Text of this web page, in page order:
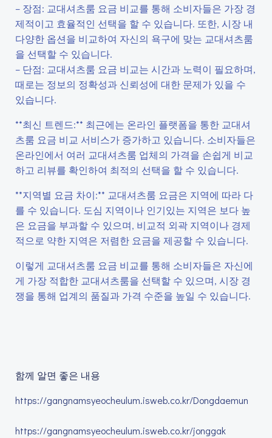
– 장점: 교대셔츠룸 요금 비교를 통해 소비자들은 가장 경
제적이고 효율적인 선택을 할 수 있습니다. 또한, 시장 내
다양한 옵션을 비교하여 자신의 욕구에 맞는 교대셔츠룸
을 선택할 수 있습니다.
– 단점: 교대셔츠룸 요금 비교는 시간과 노력이 필요하며,
때로는 정보의 정확성과 신뢰성에 대한 문제가 있을 수
있습니다.
**최신 트렌드:** 최근에는 온라인 플랫폼을 통한 교대셔
츠룸 요금 비교 서비스가 증가하고 있습니다. 소비자들은
온라인에서 여러 교대셔츠룸 업체의 가격을 손쉽게 비교
하고 리뷰를 확인하여 최적의 선택을 할 수 있습니다.
**지역별 요금 차이:** 교대셔츠룸 요금은 지역에 따라 다
를 수 있습니다. 도심 지역이나 인기있는 지역은 보다 높
은 요금을 부과할 수 있으며, 비교적 외곽 지역이나 경제
적으로 약한 지역은 저렴한 요금을 제공할 수 있습니다.
이렇게 교대셔츠룸 요금 비교를 통해 소비자들은 자신에
게 가장 적합한 교대셔츠룸을 선택할 수 있으며, 시장 경
쟁을 통해 업계의 품질과 가격 수준을 높일 수 있습니다.
함께 알면 좋은 내용
https://gangnamsyeocheulum.isweb.co.kr/Dongdaemun
https://gangnamsyeocheulum.isweb.co.kr/jonggak